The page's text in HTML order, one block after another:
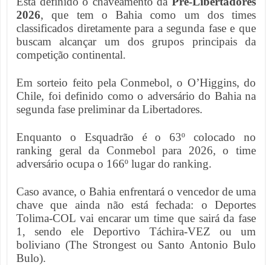
2026, que tem o Bahia como um dos times
classificados diretamente para a segunda fase e que
buscam alcançar um dos grupos principais da
competição continental.
Em sorteio feito pela Conmebol, o O’Higgins, do
Chile, foi definido como o adversário do Bahia na
segunda fase preliminar da Libertadores.
Enquanto o Esquadrão é o 63º colocado no
ranking geral da Conmebol para 2026, o time
adversário ocupa o 166º lugar do ranking.
Caso avance, o Bahia enfrentará o vencedor de uma
chave que ainda não está fechada: o Deportes
Tolima-COL vai encarar um time que sairá da fase
1, sendo ele Deportivo Táchira-VEZ ou um
boliviano (The Strongest ou Santo Antonio Bulo
Bulo).